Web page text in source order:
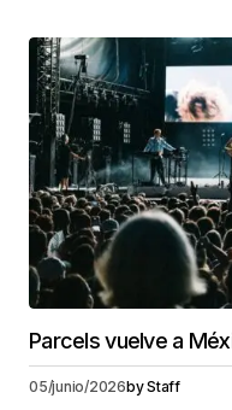
Parcels vuelve a
05/junio/2026byStaff